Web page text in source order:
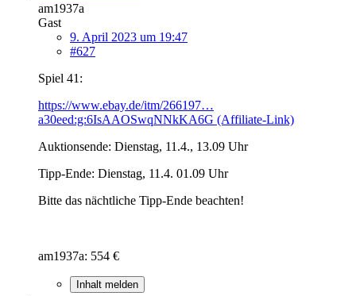
am1937a
Gast
9. April 2023 um 19:47
#627
Spiel 41:
https://www.ebay.de/itm/266197…
a30eed:g:6IsAAOSwqNNkKA6G (Affiliate-Link)
Auktionsende: Dienstag, 11.4., 13.09 Uhr
Tipp-Ende: Dienstag, 11.4. 01.09 Uhr
Bitte das nächtliche Tipp-Ende beachten!
am1937a: 554 €
Inhalt melden